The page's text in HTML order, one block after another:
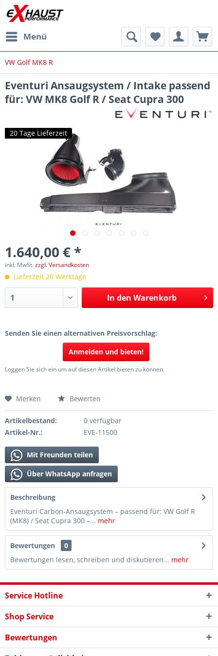
Menü
VW Golf MK8 R
Eventuri Ansaugsystem / Intake passend
für: VW MK8 Golf R / Seat Cupra 300
20 Tage Lieferzeit
1.640,00 € *
inkl. MwSt.zzgl. Versandkosten
Lieferzeit 20 Werktage
In den Warenkorb
Senden Sie einen alternativen Preisvorschlag:
Anmelden und bieten!
Loggen Sie sich ein um auf diesen Artikel bieten zu können.
Merken Bewerten
Artikelbestand:
0 verfügbar
Artikel-Nr.:
EVE-11500
Mit Freunden teilen
Über WhatsApp anfragen
Beschreibung
Eventuri Carbon-Ansaugsystem – passend für: VW Golf R
(MK8) / Seat Cupra 300 –... mehr
Bewertungen
0
Bewertungen lesen, schreiben und diskutieren... mehr
Service Hotline
Shop Service
Bewertungen